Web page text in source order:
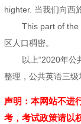
highter. 当我们向西
This part of the
区人口稠密。
以上“2020年公
整理，公共英语三
声明：本网站不进
考，考试政策请以